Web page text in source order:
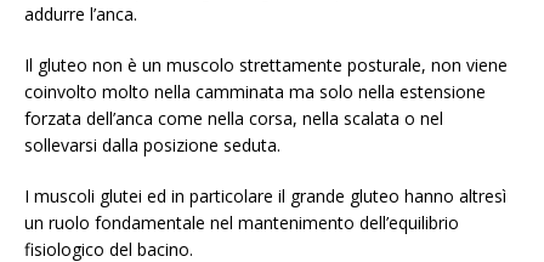
addurre l’anca.
Il gluteo non è un muscolo strettamente posturale, non viene
coinvolto molto nella camminata ma solo nella estensione
forzata dell’anca come nella corsa, nella scalata o nel
sollevarsi dalla posizione seduta.
I muscoli glutei ed in particolare il grande gluteo hanno altresì
un ruolo fondamentale nel mantenimento dell’equilibrio
fisiologico del bacino.